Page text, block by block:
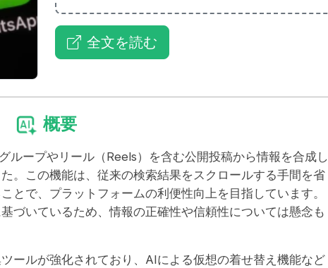
全文を読む
概要
ープやリール（Reels）を含む公開投稿から情報を合成し
。この機能は、従来の検索結果をスクロールする手間を省
とで、プラットフォームの利便性向上を目指しています。
づいているため、情報の正確性や信頼性については懸念も
ールが強化されており、AIによる仮想の着せ替え機能など